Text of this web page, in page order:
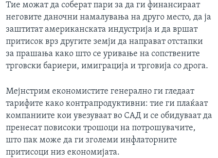
Тие можат да соберат пари за да ги финансираат
неговите даночни намалувања на друго место, да ја
заштитат американската индустрија и да вршат
притисок врз другите земји да направат отстапки
за прашања како што се уривање на сопствените
трговски бариери, имиграција и трговија со дрога.
Мејнстрим економистите генерално ги гледаат
тарифите како контрапродуктивни: тие ги плаќаат
компаниите кои увезуваат во САД и се обидуваат да
пренесат повисоки трошоци на потрошувачите,
што пак може да ги зголеми инфлаторните
притисоци низ економијата.